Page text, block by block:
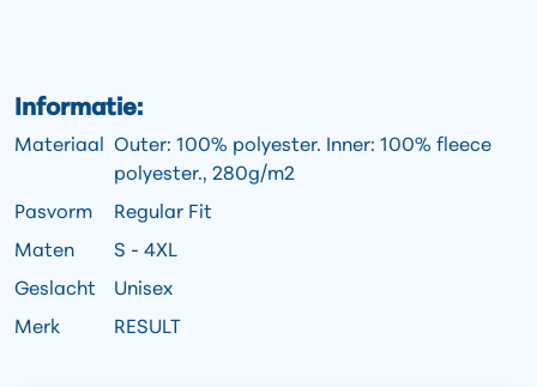
Informatie:
Materiaal Outer: 100% polyester. Inner: 100% fleece
polyester., 280g/m2
Pasvorm
Regular Fit
Maten
S - 4XL
Geslacht
Unisex
Merk
RESULT